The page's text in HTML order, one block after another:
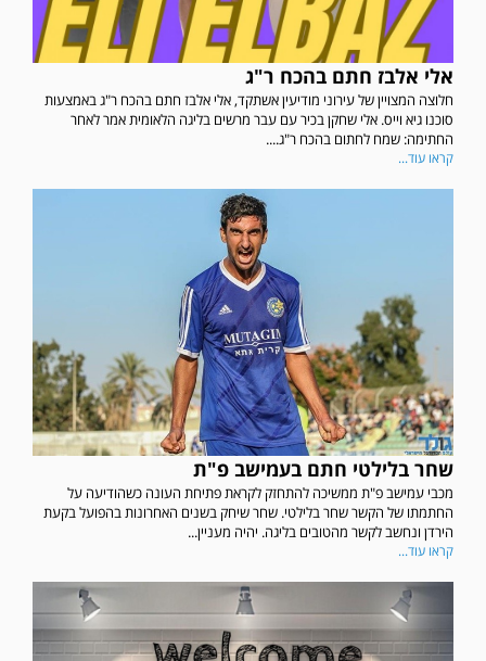
אלי אלבז חתם בהכח ר"ג
חלוצה המצויין של עירוני מודיעין אשתקד, אלי אלבז חתם בהכח ר"ג באמצעות
סוכנו גיא וייס. אלי שחקן בכיר עם עבר מרשים בליגה הלאומית אמר לאחר
החתימה: שמח לחתום בהכח ר"ג....
קראו עוד...
שחר בלילטי חתם בעמישב פ"ת
מכבי עמישב פ"ת ממשיכה להתחזק לקראת פתיחת העונה כשהודיעה על
החתמתו של הקשר שחר בלילטי. שחר שיחק בשנים האחרונות בהפועל בקעת
הירדן ונחשב לקשר מהטובים בליגה. יהיה מעניין...
קראו עוד...